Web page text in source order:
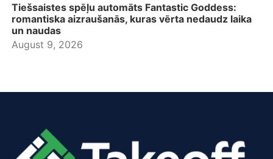
Tiešsaistes spēļu automāts Fantastic Goddess:
romantiska aizraušanās, kuras vērta nedaudz laika
un naudas
August 9, 2026